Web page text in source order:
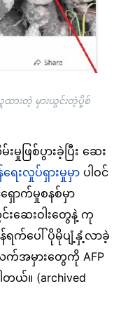
ားတဲ့ မှားယွင်းတဲ့ပို့စ်
မှုဖြစ်ပွားခဲ့ပြီး ဆေး
းလှုပ်ရှားမှုမှာ ပါဝင်
ောက်မှုစနစ်မှာ
းဆေးဝါးတွေနဲ့ ကု
ပေါ် ပိုမိုပျံ့နှံ့လာခဲ့
အမှားတွေကို AFP
တယ်။ (archived